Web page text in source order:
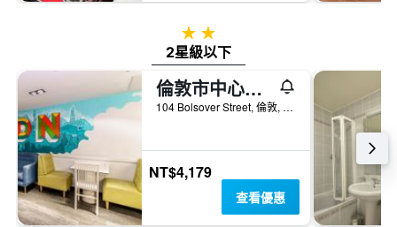
2星級
2星級以下
倫敦市中心國際青年旅舍
104 Bolsover Street, 倫敦, 英國
NT$4,179
查看優惠